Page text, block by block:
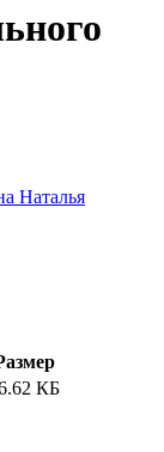
Наталья
КБ